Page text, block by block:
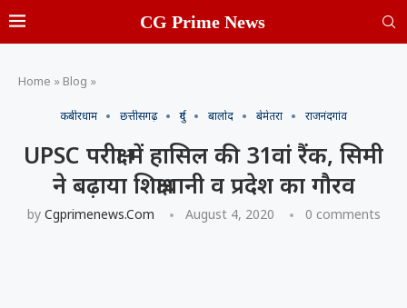
CG Prime News
Home » Blog »
कबीरधाम छत्तीसगढ़ दुर्ग बालोद बेमेतरा राजनंदगांव
UPSC परीक्षा में हासिल की 31वां रैंक, सिमी
ने बढ़ाया शिक्षाधानी व प्रदेश का गौरव
by Cgprimenews.com August 4, 2020 0 comments